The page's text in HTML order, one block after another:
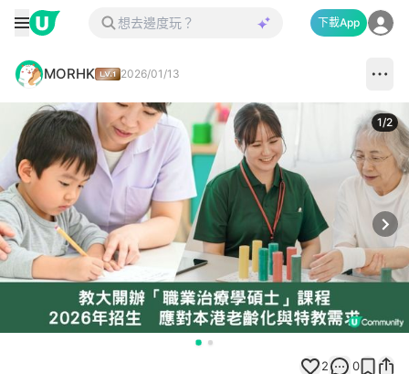
下載App
MORHK 2026/01/13
1/2
2 0